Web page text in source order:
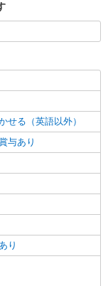
せる（英語以外）
与あり
り